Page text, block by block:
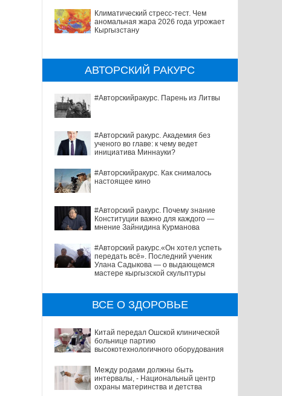
Климатический стресс-тест. Чем
аномальная жара 2026 года угрожает
Кыргызстану
АВТОРСКИЙ РАКУРС
#Авторскийракурс. Парень из Литвы
#Авторский ракурс. Академия без
ученого во главе: к чему ведет
инициатива Миннауки?
#Авторскийракурс. Как снималось
настоящее кино
#Авторский ракурс. Почему знание
Конституции важно для каждого —
мнение Зайнидина Курманова
#Авторский ракурс.«Он хотел успеть
передать всё». Последний ученик
Улана Садыкова — о выдающемся
мастере кыргызской скульптуры
ВСЕ О ЗДОРОВЬЕ
Китай передал Ошской клинической
больнице партию
высокотехнологичного оборудования
Между родами должны быть
интервалы, - Национальный центр
охраны материнства и детства